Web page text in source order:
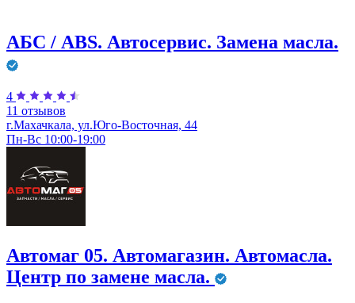
АБС / ABS. Автосервис. Замена масла.
4
11 отзывов
г.Махачкала, ул.Юго-Восточная, 44
Пн-Вс 10:00-19:00
Автомаг 05. Автомагазин. Автомасла.
Центр по замене масла.